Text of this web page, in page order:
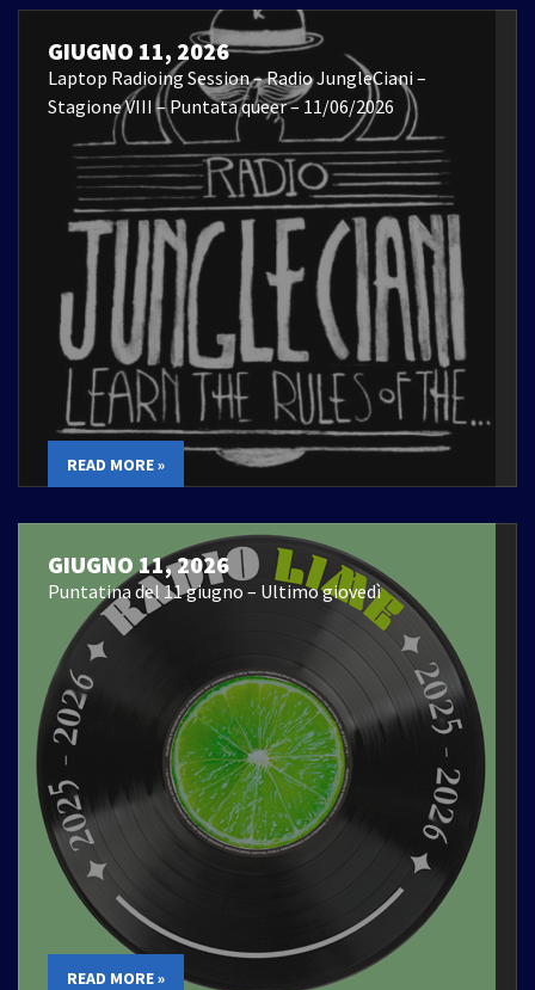
GIUGNO 11, 2026
Laptop Radioing Session – Radio JungleCiani –
Stagione VIII – Puntata queer – 11/06/2026
READ MORE »
GIUGNO 11, 2026
Puntatina del 11 giugno – Ultimo giovedì
READ MORE »